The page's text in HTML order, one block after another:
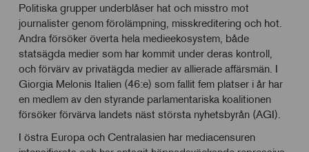
Politiska grupper underblåser hat och misstro mot
journalister genom förolämpning, misskreditering och hot.
Andra försöker överta hela medieekosystem, både
statsägda medier som har kommit under deras kontroll,
och förvärv av privatägda medier av allierade affärsmän. I
Giorgia Melonis Italien (46:e) som fallit fem platser i år har
en medlem av den styrande parlamentariska koalitionen
försöker förvärva landets näst största nyhetsbyrån (AGI).
I östra Europa och Centralasien har mediacensuren